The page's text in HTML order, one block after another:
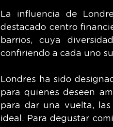
La influencia de
destacado centro
barrios, cuya
confiriendo a cada uno
Londres ha sido
para quienes deseen
para dar una vuelta,
ideal. Para degustar